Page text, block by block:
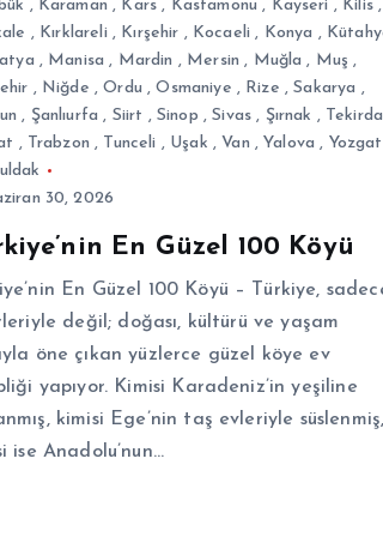
, Karaman , Kars , Kastamonu , Kayseri , Kilis,
, Kırklareli , Kırşehir , Kocaeli , Konya ,
, Manisa , Mardin , Mersin , Muğla , Muş ,
, Niğde ,Ordu ,Osmaniye , Rize ,Sakarya ,
, Şanlıurfa , Siirt , Sinop ,Sivas , Şırnak ,
, Trabzon , Tunceli , Uşak , Van ,Yalova , Yozgat
30, 2026
En Güzel 100 Köyü
En Güzel 100 Köyü – Türkiye,
değil; doğası, kültürü ve yaşam
öne çıkan yüzlerce güzel köye ev
yapıyor. Kimisi Karadeniz’in yeşiline
kimisi Ege’nin taş evleriyle
ise Anadolu’nun…